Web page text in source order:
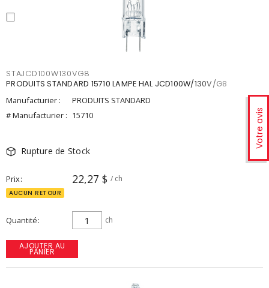
Votre avis
STAJCD100W130VG8
PRODUITS STANDARD 15710 LAMPE HAL JCD100W/130V/G8
Manufacturier :
PRODUITS STANDARD
# Manufacturier : 15710
Rupture de Stock
Prix 22,27 $ / ch
AUCUN RETOUR
Quantité ch
AJOUTER AU
PANIER